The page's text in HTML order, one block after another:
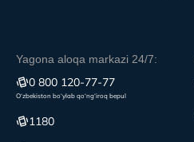
Yagona aloqa markazi 24/7:
0 800 120-77-77
O‘zbekiston bo‘ylab qo‘ng‘iroq bepul
1180